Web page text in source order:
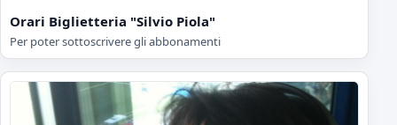
Orari Biglietteria "Silvio Piola"
Per poter sottoscrivere gli abbonamenti